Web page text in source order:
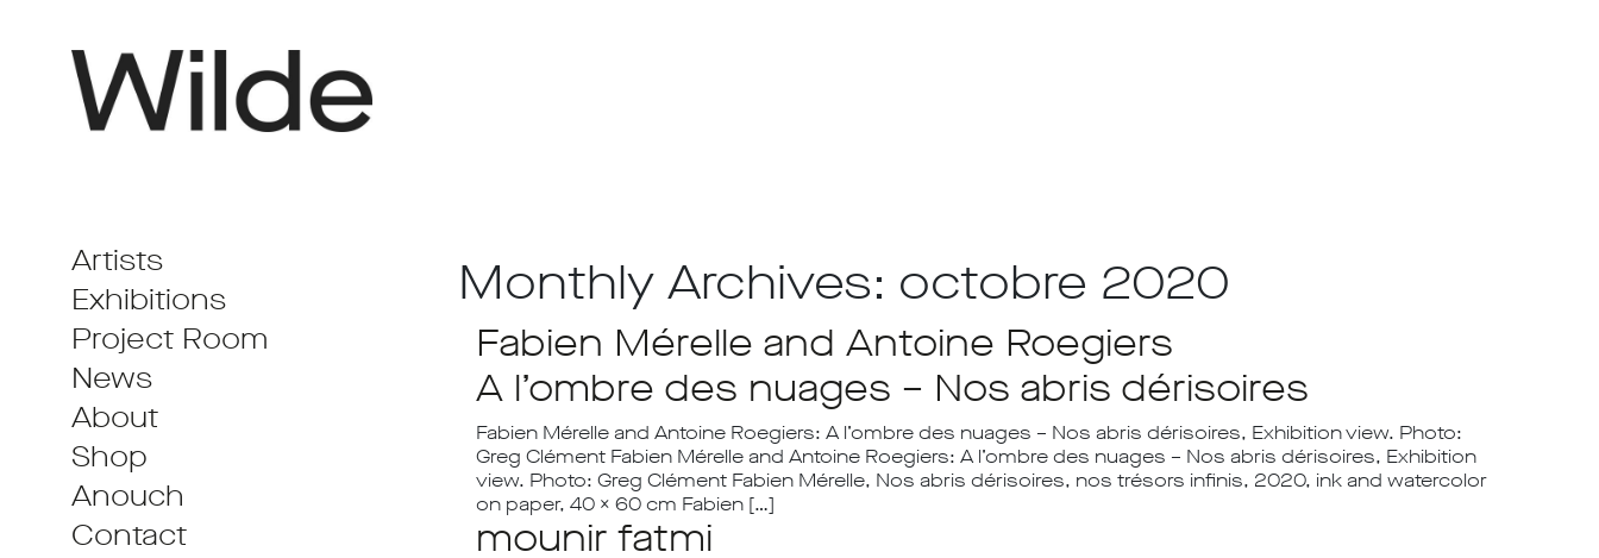
Artists
Exhibitions
Project Room
News
About
Shop
Anouch
Contact
Monthly Archives: octobre 2020
Fabien Mérelle and Antoine Roegiers
A l’ombre des nuages – Nos abris dérisoires
Fabien Mérelle and Antoine Roegiers: A l’ombre des nuages – Nos abris dérisoires, Exhibition view. Photo:
Greg Clément Fabien Mérelle and Antoine Roegiers: A l’ombre des nuages – Nos abris dérisoires, Exhibition
view. Photo: Greg Clément Fabien Mérelle, Nos abris dérisoires, nos trésors infinis, 2020, ink and watercolor
on paper, 40 x 60 cm Fabien […]
mounir fatmi